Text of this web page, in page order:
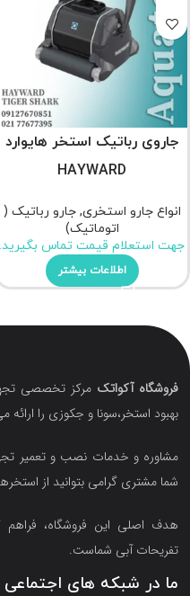
جاروی رباتیک استخر هایوارد
HAYWARD
انواع جارو استخری,جارو رباتیک (
اتوماتیک)
جهت استعلام قیمت تماس بگیرید.
اطلاعات بیشتر
فروشگاه آکواتک مرکز تخصصی
بهبود استخر،سونا و جکوزی را
مشاوره و خدمات نصب و تعمیر
شما مشتری گرامی بتوانید از
هدف اصلی این فروشگاه‌،
تفریحات آبی شماست.
ما در شبکه های اجتماعی